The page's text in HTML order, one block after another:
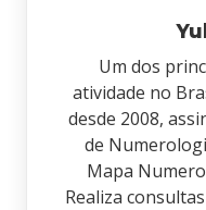
Um dos
atividade no
desde 2008,
de
Mapa
Realiza